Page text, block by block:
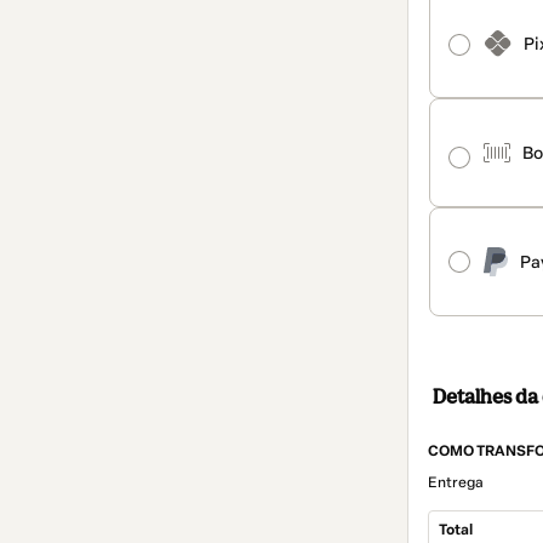
Detalhes
COMO
Entrega
Total